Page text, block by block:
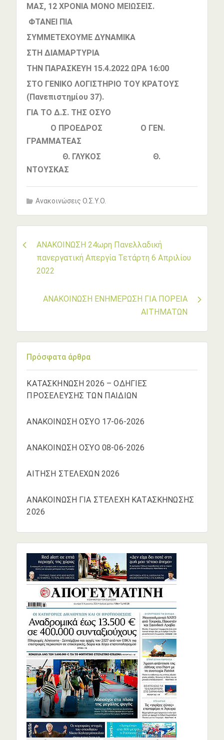
ΜΑΣ, 12 ΧΡΟΝΙΑ ΜΟΝΟ ΜΕΙΩΣΕΙΣ.
ΦΤΑΝΕΙ ΠΙΑ
ΣΥΜΜΕΤΕΧΟΥΜΕ ΔΥΝΑΜΙΚΑ
ΣΤΗ ΔΙΑΜΑΡΤΥΡΙΑ
ΤΗΝ ΠΑΡΑΣΚΕΥΗ 15.4.2022 ΩΡΑ 16:00
ΣΤΟ ΓΕΝΙΚΟ ΛΟΓΙΣΤΗΡΙΟ ΤΟΥ ΚΡΑΤΟΥΣ
(Πανεπιστημίου 37).
ΓΙΑ ΤΟ Δ.Σ. ΤΗΣ ΟΣΥΟ
Ο ΠΡΟΕΔΡΟΣ Ο ΓΕΝ.
ΓΡΑΜΜΑΤΕΑΣ
Θ. ΓΛΥΚΟΣ Θ.
ΝΤΟΥΣΚΑΣ
Ανακοινώσεις Ο.Σ.Υ.Ο.
Πλοήγηση
άρθρων
ΑΝΑΚΟΙΝΩΣΗ 24ωρη Πανελλαδική
πανεργατική Απεργία Τετάρτη 6 Απριλίου
2022
ΑΝΑΚΟΙΝΩΣΗ ΕΝΗΜΕΡΩΣΗ ΓΙΑ ΠΟΡΕΙΑ
ΑΙΤΗΜΑΤΩΝ
Πρόσφατα άρθρα
ΚΑΤΑΣΚΗΝΩΣΗ 2026 – ΟΔΗΓΙΕΣ
ΠΡΟΣΕΛΕΥΣΗΣ ΤΩΝ ΠΑΙΔΙΩΝ
ΑΝΑΚΟΙΝΩΣΗ ΟΣΥΟ 17-06-2026
ΑΝΑΚΟΙΝΩΣΗ ΟΣΥΟ 08-06-2026
ΑΙΤΗΣΗ ΣΤΕΛΕΧΩΝ 2026
ΑΝΑΚΟΙΝΩΣΗ ΓΙΑ ΣΤΕΛΕΧΗ ΚΑΤΑΣΚΗΝΩΣΗΣ
2026